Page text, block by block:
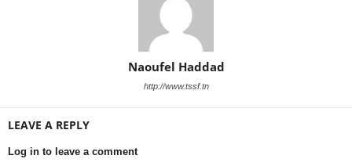
Naoufel Haddad
http://www.tssf.tn
LEAVE A REPLY
Log in to leave a comment